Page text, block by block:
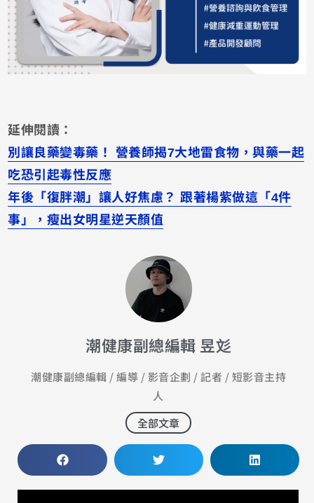
延伸閱讀：
別讓良藥變毒藥！ 營養師揭7大地雷食物，與藥一起
吃恐引起毒性反應
年後「復胖潮」讓人好焦慮？ 跟著楊紫做這「4件
事」，瘦出女明星逆天顏值
潮健康副總編輯 昱彣
潮健康副總編輯 / 編導 / 影音企劃 / 記者 / 短影音主持
人
全部文章